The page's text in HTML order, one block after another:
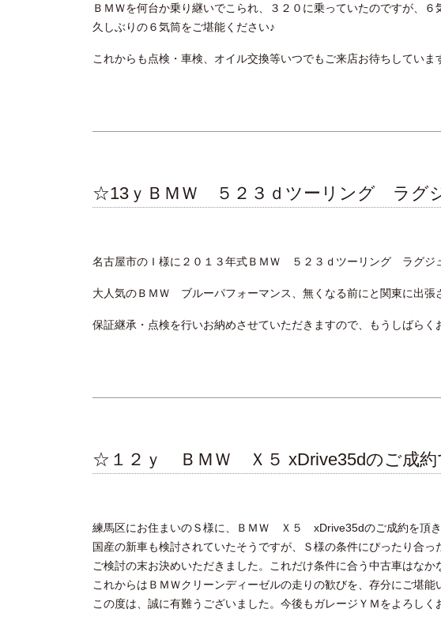
ＢＭＷを何台か乗り継いでこられ、３２０に乗っていたのですが、６
久しぶりの６気筒をご堪能ください♪
これからも点検・車検、オイル交換等いつでもご来店お待ちしていま
☆13ｙＢＭＷ ５２３ｄツーリング ラグ
名古屋市のＩ様に２０１３年式ＢＭＷ ５２３ｄツーリング ラグジ
大人気のＢＭＷ ブルーパフォーマンス、無くなる前にと関東に出張
保証継承・点検を行いお納めさせていただきますので、もうしばらく
☆１２ｙ ＢＭＷ Ｘ５ xDrive35dのご成
練馬区にお住まいのＳ様に、ＢＭＷ Ｘ５ xDrive35dのご成約を頂き
国産の新車も検討されていたそうですが、Ｓ様の条件にぴったり合っ
ご検討の末お決めいただきました。これだけ条件に合う中古車はな
これからはＢＭＷクリーンディーゼルの走りの歓びを、存分にご堪能
この度は、誠に有難うございました。今後もガレージＹＭをよろしく